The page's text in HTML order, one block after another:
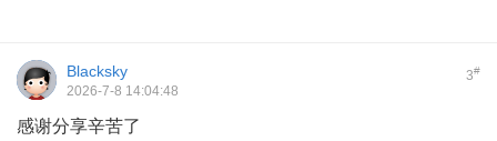
3#
Blacksky
2026-7-8 14:04:48
感谢分享辛苦了